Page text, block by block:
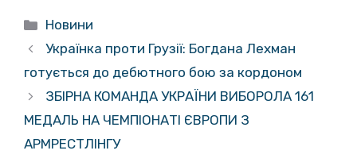
Категорії
Новини
Українка проти Грузії: Богдана Лехман
готується до дебютного бою за кордоном
ЗБІРНА КОМАНДА УКРАЇНИ ВИБОРОЛА 161
МЕДАЛЬ НА ЧЕМПІОНАТІ ЄВРОПИ З
АРМРЕСТЛІНГУ